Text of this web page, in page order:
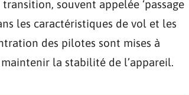
souvent appelée ‘passage
les caractéristiques de vol et les
des pilotes sont mises à
la stabilité de l’appareil.